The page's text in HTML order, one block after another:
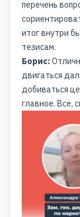
перечень
итог внутри
тезисам.
Борис:
двигаться
добиваться
главное. Все,